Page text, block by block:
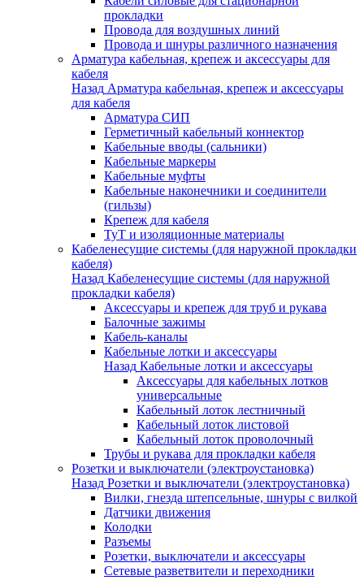
прокладки
Провода для воздушных линий
Провода и шнуры различного назначения
Арматура кабельная, крепеж и аксессуары для
кабеля
Назад Арматура кабельная, крепеж и аксессуары
для кабеля
Арматура СИП
Герметичный кабельный коннектор
Кабельные вводы (сальники)
Кабельные маркеры
Кабельные муфты
Кабельные наконечники и соединители
(гильзы)
Крепеж для кабеля
ТуТ и изоляционные материалы
Кабеленесущие системы (для наружной прокладки
кабеля)
Назад Кабеленесущие системы (для наружной
прокладки кабеля)
Аксессуары и крепеж для труб и рукава
Балочные зажимы
Кабель-каналы
Кабельные лотки и аксессуары
Назад Кабельные лотки и аксессуары
Аксессуары для кабельных лотков
универсальные
Кабельный лоток лестничный
Кабельный лоток листовой
Кабельный лоток проволочный
Трубы и рукава для прокладки кабеля
Розетки и выключатели (электроустановка)
Назад Розетки и выключатели (электроустановка)
Вилки, гнезда штепсельные, шнуры с вилкой
Датчики движения
Колодки
Разъемы
Розетки, выключатели и аксессуары
Сетевые разветвители и переходники